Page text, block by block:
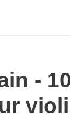
-